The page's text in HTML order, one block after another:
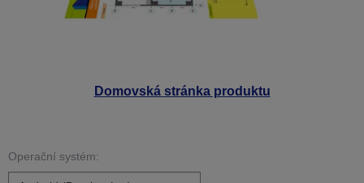
Domovská stránka produktu
Operační systém: